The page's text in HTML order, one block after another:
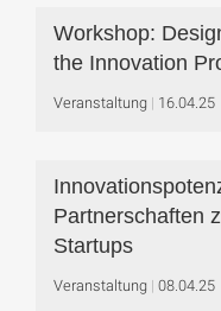
Workshop:
the Innovation
Veranstaltung 16.04.25
Partnerschaften
Startups
Veranstaltung 08.04.25